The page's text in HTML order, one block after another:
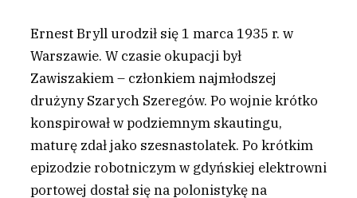
Ernest Bryll urodził się 1 marca 1935 r. w
Warszawie. W czasie okupacji był
Zawiszakiem – członkiem najmłodszej
drużyny Szarych Szeregów. Po wojnie krótko
konspirował w podziemnym skautingu,
maturę zdał jako szesnastolatek. Po krótkim
epizodzie robotniczym w gdyńskiej elektrowni
portowej dostał się na polonistykę na